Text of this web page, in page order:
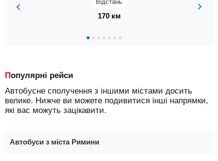
Відстань
170 км
Популярні рейси
Автобусне сполучення з іншими містами досить
велике. Нижче ви можете подивитися інші напрямки,
які вас можуть зацікавити.
Автобуси з міста Римини